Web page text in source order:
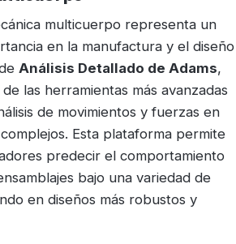
multicuerpo representa un
en la manufactura y el diseño
Análisis Detallado de Adams,
las herramientas más avanzadas
de movimientos y fuerzas en
Esta plataforma permite
predecir el comportamiento
bajo una variedad de
en diseños más robustos y